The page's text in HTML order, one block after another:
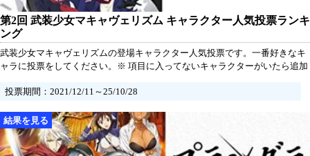
第2回 武装少女マキャヴェリズム キャラクター人気投票ランキ
ング
武装少女マキャヴェリズムの登場キャラクター人気投票です。一番好きなキ
ャラに投票をしてください。※ 項目に入ってないキャラクターがいたら追加
投票期間：2021/12/11～25/10/28